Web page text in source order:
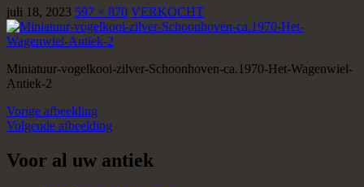
juli 18, 2023 597 × 870 VERKOCHT
Miniatuur-vogelkooi-zilver-Schoonhoven-ca.1970-Het-Wagenwiel-
Antiek-2
Vorige afbeelding
Volgende afbeelding
Voor al uw antiek